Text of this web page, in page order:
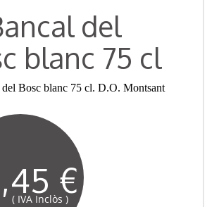
del
blanc 75 cl
Bosc blanc 75 cl. D.O. Montsant
€
( IVA Inclòs )